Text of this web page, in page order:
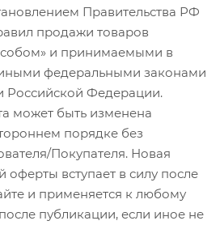
Правительства РФ
продажи товаров
и принимаемыми в
федеральными законами
Российской Федерации.
может быть изменена
порядке без
Покупателя. Новая
вступает в силу после
и применяется к любому
публикации, если иное не